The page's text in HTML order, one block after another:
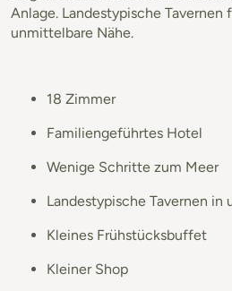
Anlage. Landestypische Tavernen
unmittelbare Nähe.
18 Zimmer
Familiengeführtes Hotel
Wenige Schritte zum Meer
Landestypische Tavernen in
Kleines Frühstücksbuffet
Kleiner Shop